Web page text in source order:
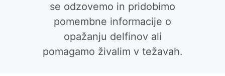
se odzovemo in pridobimo
pomembne informacije o
opažanju delfinov ali
pomagamo živalim v težavah.